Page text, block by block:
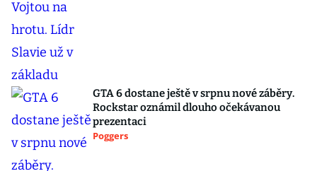
GTA 6 dostane ještě v srpnu nové záběry.
Rockstar oznámil dlouho očekávanou
prezentaci
Poggers